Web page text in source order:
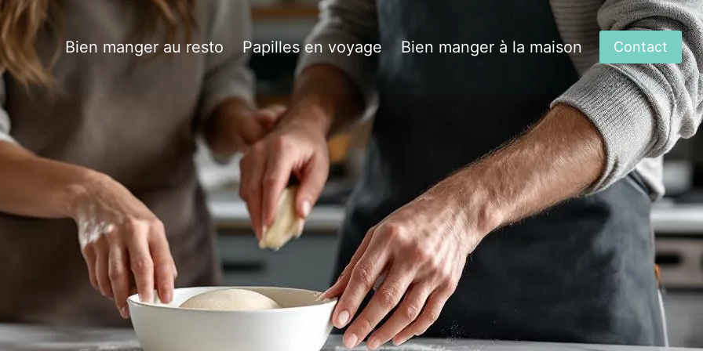
Bien manger au resto Papilles en voyage Bien manger à la maison Contact